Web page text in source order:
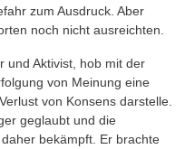
zum Ausdruck. Aber
noch nicht ausreichten.
und Aktivist, hob mit der
von Meinung eine
von Konsens darstelle.
geglaubt und die
bekämpft. Er brachte